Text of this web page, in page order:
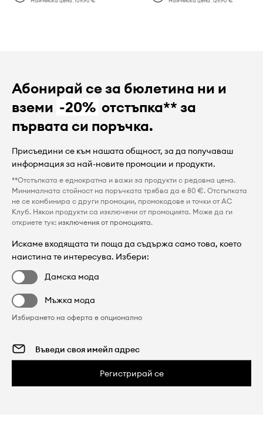
Абонирай се за бюлетина ни и
вземи -20% отстъпка** за
първата си поръчка.
Присъедини се към нашата общност, за да получаваш
информация за най-новите промоции и продукти.
**Отстъпката е еднократна и важи за продукти с редовна цена.
Минималната стойност на поръчката трябва да е 80 €. Отстъпката
не се комбинира с други промоции, промокодове и точки от AC
Клуб. Някои продукти са изключени от промоцията. Може да ги
откриете тук: изключения от промоцията.
Искаме входящата ти поща да съдържа само това, което
наистина те интересува. Избери:
Дамска мода
Мъжка мода
Избирането на оферта е опционално
Регистрирай се